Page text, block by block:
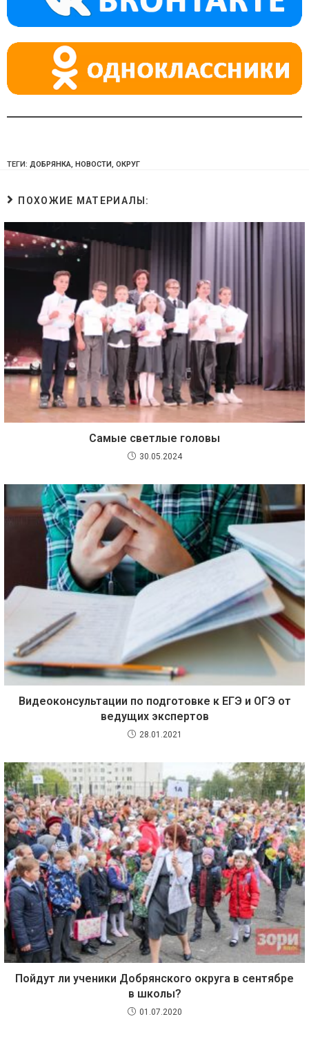
ss
ni
ki
p
ТЕГИ: ДОБРЯНКА, НОВОСТИ, ОКРУГ
ПОХОЖИЕ МАТЕРИАЛЫ:
Самые светлые головы
30.05.2024
Видеоконсультации по подготовке к ЕГЭ и ОГЭ от
ведущих экспертов
28.01.2021
Пойдут ли ученики Добрянского округа в сентябре
в школы?
01.07.2020